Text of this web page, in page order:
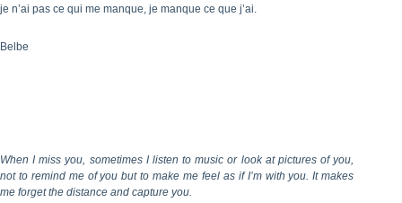
je n’ai pas ce qui me manque, je manque ce que j’ai.
Belbe
When I miss you, sometimes I listen to music or look at pictures of you,
not to remind me of you but to make me feel as if I’m with you. It makes
me forget the distance and capture you.